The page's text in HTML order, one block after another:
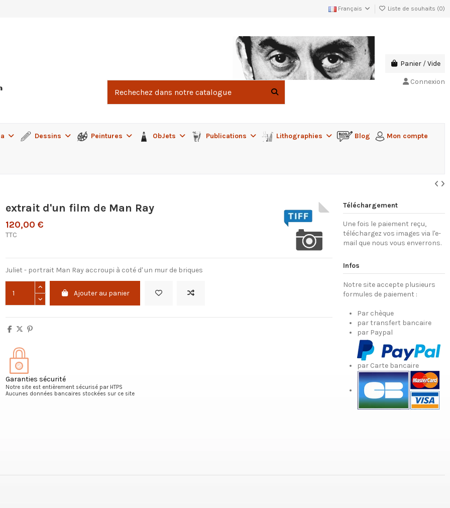
Français Liste de souhaits (0)
Panier /Vide
Connexion
Dessins Peintures ObJets Publications Lithographies Blog Mon compte
extrait d'un film de Man Ray
120,00 €
TTC
Juliet - portrait Man Ray accroupi à coté d' un mur de briques
Ajouter au panier
Garanties sécurité
Notre site est entièrement sécurisé par HTPS
Aucunes données bancaires stockées sur ce site
Téléchargement
Une fois le paiement reçu,
téléchargez vos images via l'e-
mail que nous vous enverrons.
Infos
Notre site accepte plusieurs
formules de paiement :
Par chèque
par transfert bancaire
par Paypal
par Carte bancaire